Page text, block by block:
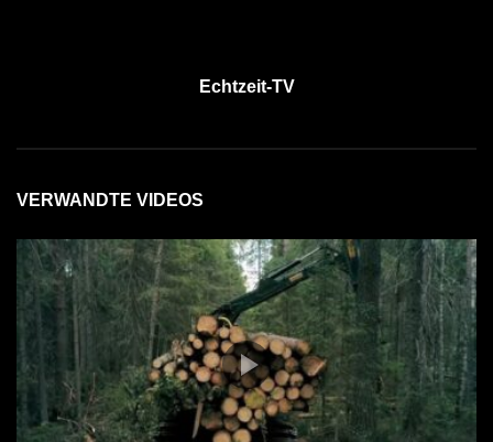
Echtzeit-TV
VERWANDTE VIDEOS